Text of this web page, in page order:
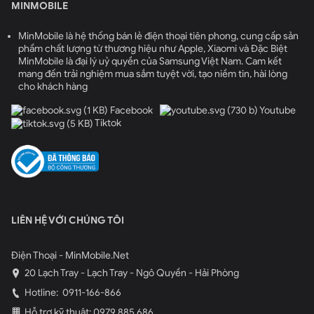
hàng ngàn bức ảnh, video, ứng dụng và tài liệu, đáp ứng
Viên pin dung lượng lớn trên Samsung Z
Fold 6 giá rẻ
Samsung Galaxy Z Fold 6 1TB sở hữu viên pin dung lượng
lớn 4400mAh, cải thiện đáng kể thời lượng sử dụng so
với các sản phẩm trước đây của Samsung. Với viên pin
này, người dùng có thể thoải mái sử dụng thiết bị suốt
cả ngày dài. Galaxy Z Fold 6 còn được trang bị công
nghệ sạc nhanh, giúp người dùng nạp đầy pin nhanh
sự tiện lợi cho người dùng trong quá trình sử dụng và di
Đặt mua Galaxy Z Fold 6 1TB giá rẻ tại Hải
Phòng?
Nhìn chung, Samsung Galaxy Z Fold 6 1TB không chỉ
MINMOBILE
MinMobile là hệ thống bán lẻ điện thoại tiên phong, cung cấp sản
phẩm chất lượng từ thương hiệu như Apple, Xiaomi và Đặc Biệt
MinMobile là đại lý uỷ quyền của Samsung Việt Nam. Cam kết
mang đến trải nghiệm mua sắm tuyệt vời, tạo niềm tin, hài lòng
cho khách hàng
Facebook
Youtube
Tiktok
LIÊN HỆ VỚI CHÚNG TÔI
Điện Thoại - MinMobile.Net
20 Lạch Tray - Lạch Tray - Ngô Quyền - Hải Phòng
Hotline: 0911-166-866